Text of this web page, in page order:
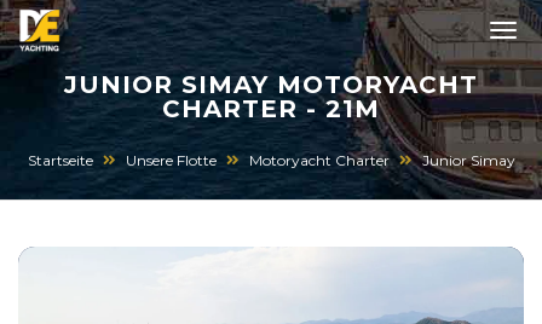
JUNIOR SIMAY MOTORYACHT
CHARTER - 21M
Startseite Unsere Flotte Motoryacht Charter Junior Simay